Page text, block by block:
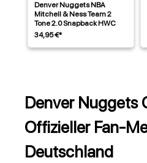
Denver Nuggets NBA
Mitchell & Ness Team 2
Tone 2.0 Snapback HWC
34,95 €*
Denver Nuggets
Offizieller Fan-
Deutschland